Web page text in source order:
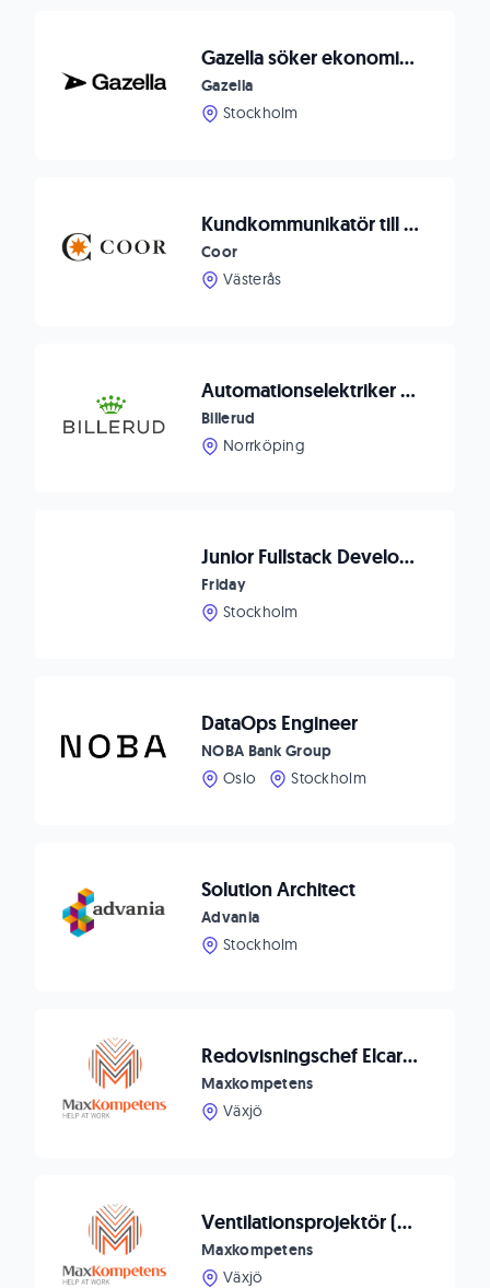
Gazella söker ekonomistudenter eller nyexaminerade
Gazella
Stockholm
Kundkommunikatör till Västerås
Coor
Västerås
Automationselektriker till Skärblacka Bruk
Billerud
Norrköping
Junior Fullstack Developer
Friday
Stockholm
DataOps Engineer
NOBA Bank Group
Oslo
Stockholm
Solution Architect
Advania
Stockholm
Redovisningschef Elcare Nordic, Växjö
Maxkompetens
Växjö
Ventilationsprojektör (VE) till Cretec i Växjö
Maxkompetens
Växjö